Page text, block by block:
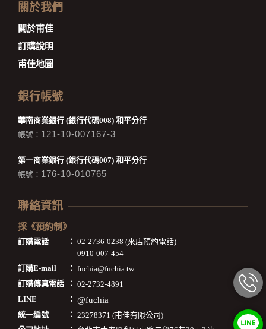
關於我們
關於甫佳
訂購說明
甫佳地圖
銀行帳號
華南商業銀行 (銀行代碼008) 和平分行
帳號： 121-10-007167-3
第一商業銀行 (銀行代碼007) 和平分行
帳號： 176-10-010765
聯絡資訊
採《預約制》
訂購電話 ： 02-2736-0238 (來店預約電話)
0910-007-454
訂購E-mail
： fuchia@fuchia.tw
訂購傳真電話
： 02-2732-4891
LINE
： @fuchia
統一編號 ： 23278371 (甫佳有限公司)